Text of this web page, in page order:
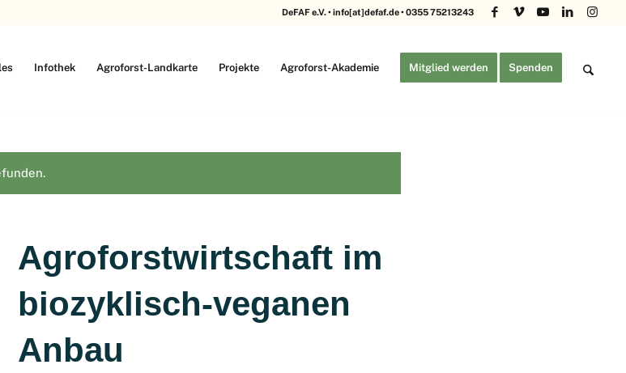
DeFAF e.V. • info[at]defaf.de • 0355 75213243
Infothek Agroforst-Landkarte Projekte Agroforst-Akademie Mitglied werden Spenden
Agroforstwirtschaft im
biozyklisch-veganen
Anbau